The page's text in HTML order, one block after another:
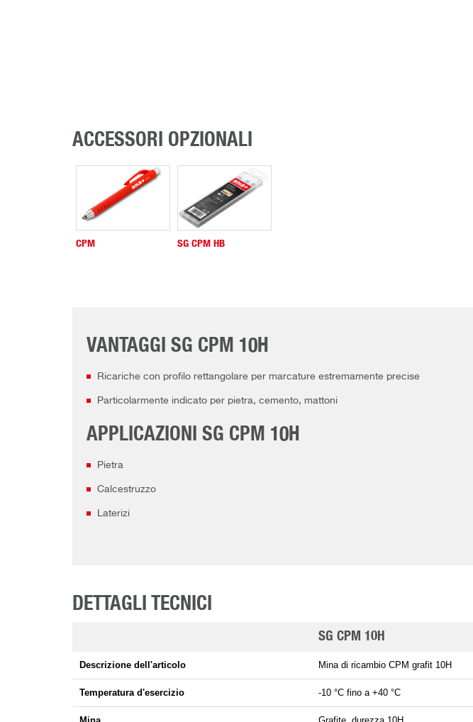
ACCESSORI OPZIONALI
CPM SG CPM HB
VANTAGGI SG CPM 10H
Ricariche con profilo rettangolare per marcature estremamente precise
Particolarmente indicato per pietra, cemento, mattoni
APPLICAZIONI SG CPM 10H
Pietra
Calcestruzzo
Laterizi
DETTAGLI TECNICI
SG CPM 10H
Descrizione dell'articolo Mina di ricambio CPM grafit 10H
Temperatura d'esercizio -10 °C fino a +40 °C